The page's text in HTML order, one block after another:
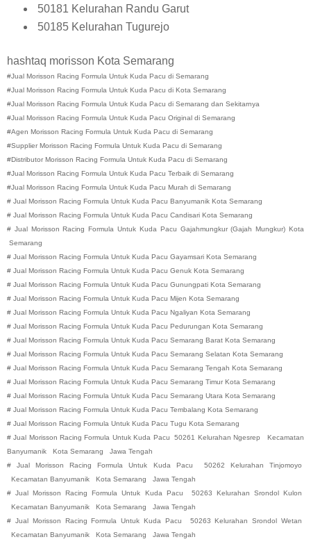
50181 Kelurahan Randu Garut
50185 Kelurahan Tugurejo
hashtaq morisson Kota Semarang
#Jual Morisson Racing Formula Untuk Kuda Pacu di Semarang
#Jual Morisson Racing Formula Untuk Kuda Pacu di Kota Semarang
#Jual Morisson Racing Formula Untuk Kuda Pacu di Semarang dan Sekitarnya
#Jual Morisson Racing Formula Untuk Kuda Pacu Original di Semarang
#Agen Morisson Racing Formula Untuk Kuda Pacu di Semarang
#Supplier Morisson Racing Formula Untuk Kuda Pacu di Semarang
#Distributor Morisson Racing Formula Untuk Kuda Pacu di Semarang
#Jual Morisson Racing Formula Untuk Kuda Pacu Terbaik di Semarang
#Jual Morisson Racing Formula Untuk Kuda Pacu Murah di Semarang
# Jual Morisson Racing Formula Untuk Kuda Pacu Banyumanik Kota Semarang
# Jual Morisson Racing Formula Untuk Kuda Pacu Candisari Kota Semarang
# Jual Morisson Racing Formula Untuk Kuda Pacu Gajahmungkur (Gajah Mungkur) Kota
Semarang
# Jual Morisson Racing Formula Untuk Kuda Pacu Gayamsari Kota Semarang
# Jual Morisson Racing Formula Untuk Kuda Pacu Genuk Kota Semarang
# Jual Morisson Racing Formula Untuk Kuda Pacu Gunungpati Kota Semarang
# Jual Morisson Racing Formula Untuk Kuda Pacu Mijen Kota Semarang
# Jual Morisson Racing Formula Untuk Kuda Pacu Ngaliyan Kota Semarang
# Jual Morisson Racing Formula Untuk Kuda Pacu Pedurungan Kota Semarang
# Jual Morisson Racing Formula Untuk Kuda Pacu Semarang Barat Kota Semarang
# Jual Morisson Racing Formula Untuk Kuda Pacu Semarang Selatan Kota Semarang
# Jual Morisson Racing Formula Untuk Kuda Pacu Semarang Tengah Kota Semarang
# Jual Morisson Racing Formula Untuk Kuda Pacu Semarang Timur Kota Semarang
# Jual Morisson Racing Formula Untuk Kuda Pacu Semarang Utara Kota Semarang
# Jual Morisson Racing Formula Untuk Kuda Pacu Tembalang Kota Semarang
# Jual Morisson Racing Formula Untuk Kuda Pacu Tugu Kota Semarang
# Jual Morisson Racing Formula Untuk Kuda Pacu 50261 Kelurahan Ngesrep
Kecamatan
Banyumanik
Kota Semarang
Jawa Tengah
#
Jual Morisson Racing Formula Untuk Kuda Pacu
50262 Kelurahan Tinjomoyo
Kecamatan Banyumanik
Kota Semarang
Jawa Tengah
# Jual Morisson Racing Formula Untuk Kuda Pacu
50263 Kelurahan Srondol Kulon
Kecamatan Banyumanik
Kota Semarang
Jawa Tengah
# Jual Morisson Racing Formula Untuk Kuda Pacu
50263 Kelurahan Srondol Wetan
Kecamatan Banyumanik
Kota Semarang
Jawa Tengah